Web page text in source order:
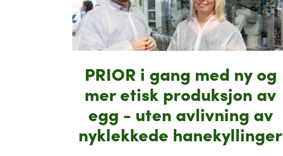
PRIOR i gang med ny og
mer etisk produksjon av
egg - uten avlivning av
nyklekkede hanekyllinger